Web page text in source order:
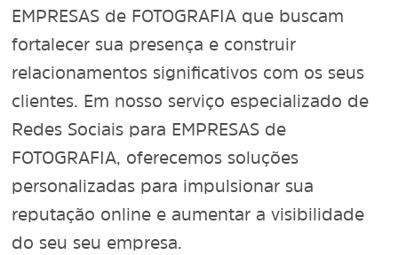
EMPRESAS de FOTOGRAFIA que buscam
fortalecer sua presença e construir
relacionamentos significativos com os seus
clientes. Em nosso serviço especializado de
Redes Sociais para EMPRESAS de
FOTOGRAFIA, oferecemos soluções
personalizadas para impulsionar sua
reputação online e aumentar a visibilidade
do seu seu empresa.